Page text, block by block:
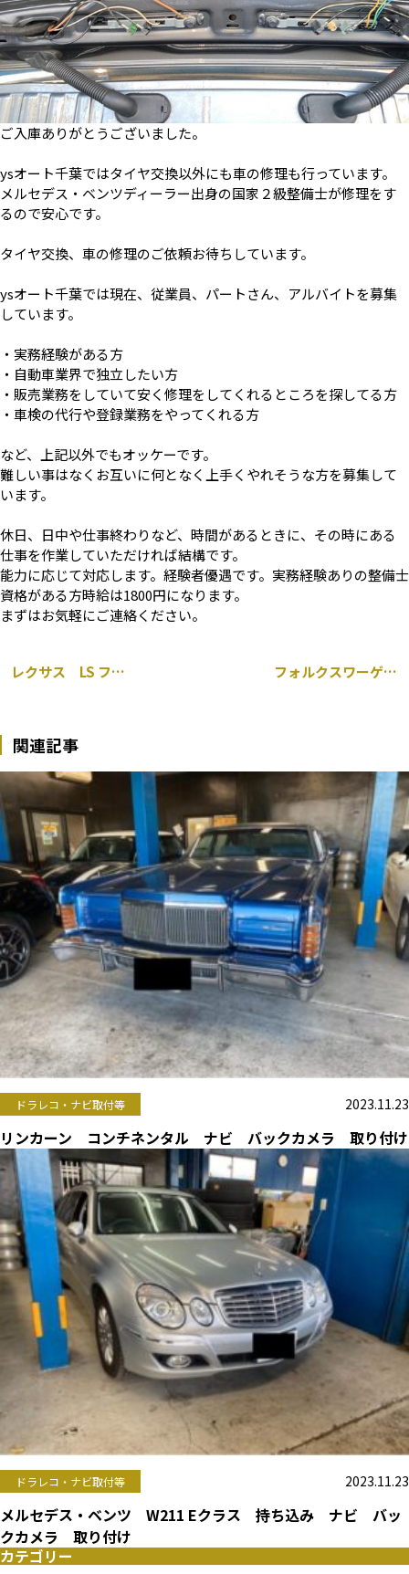
ご入庫ありがとうございました。
ysオート千葉ではタイヤ交換以外にも車の修理も行っています。
メルセデス・ベンツディーラー出身の国家２級整備士が修理をす
るので安心です。
タイヤ交換、車の修理のご依頼お待ちしています。
ysオート千葉では現在、従業員、パートさん、アルバイトを募集
しています。
・実務経験がある方
・自動車業界で独立したい方
・販売業務をしていて安く修理をしてくれるところを探してる方
・車検の代行や登録業務をやってくれる方
など、上記以外でもオッケーです。
難しい事はなくお互いに何となく上手くやれそうな方を募集して
います。
休日、日中や仕事終わりなど、時間があるときに、その時にある
仕事を作業していただければ結構です。
能力に応じて対応します。経験者優遇です。実務経験ありの整備士
資格がある方時給は1800円になります。
まずはお気軽にご連絡ください。
レクサス LS フロント ハブベアリング 交換 千葉市 フォルクスワーゲン ゴルフ 持ち込み 前後 ドライブレコーダー取り付け 千葉市
関連記事
ドラレコ・ナビ取付等 2023.11.23
リンカーン コンチネンタル ナビ バックカメラ 取り付け
ドラレコ・ナビ取付等 2023.11.23
メルセデス・ベンツ W211 Eクラス 持ち込み ナビ バッ
クカメラ 取り付け
カテゴリー